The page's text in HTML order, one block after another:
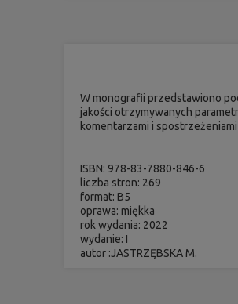
W monografii przedstawiono
jakości otrzymywanych
komentarzami i
ISBN: 978-83-7880-846-6
liczba stron: 269
format: B5
oprawa: miękka
rok wydania: 2022
wydanie: I
autor :JASTRZĘBSKA M.